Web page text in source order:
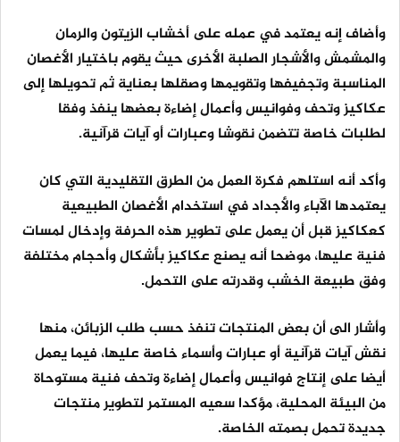
وأضاف إنه يعتمد في عمله على أخشاب الزيتون والرمان
والمشمش والأشجار الصلبة الأخرى حيث يقوم باختيار الأغصان
المناسبة وتجفيفها وتقويمها وصقلها بعناية ثم تحويلها إلى
عكاكيز وتحف وفوانيس وأعمال إضاءة بعضها ينفذ وفقا
لطلبات خاصة تتضمن نقوشا وعبارات أو آيات قرآنية.
وأكد أنه استلهم فكرة العمل من الطرق التقليدية التي كان
يعتمدها الآباء والأجداد في استخدام الأغصان الطبيعية
كعكاكيز قبل أن يعمل على تطوير هذه الحرفة وإدخال لمسات
فنية عليها، موضحا أنه يصنع عكاكيز بأشكال وأحجام مختلفة
وفق طبيعة الخشب وقدرته على التحمل.
وأشار الى أن بعض المنتجات تنفذ حسب طلب الزبائن، منها
نقش آيات قرآنية أو عبارات وأسماء خاصة عليها، فيما يعمل
أيضا على إنتاج فوانيس وأعمال إضاءة وتحف فنية مستوحاة
من البيئة المحلية، مؤكدا سعيه المستمر لتطوير منتجات
جديدة تحمل بصمته الخاصة.